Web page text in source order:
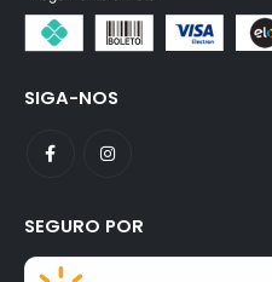
SIGA-NOS
SEGURO POR